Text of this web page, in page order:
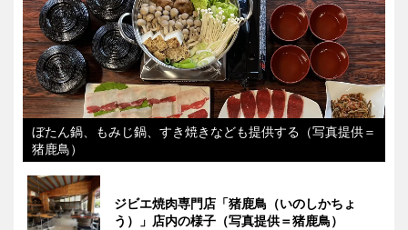
ぼたん鍋、もみじ鍋、すき焼きなども提供する（写真提供＝
猪鹿鳥）
ジビエ焼肉専門店「猪鹿鳥（いのしかちょ
う）」店内の様子（写真提供＝猪鹿鳥）